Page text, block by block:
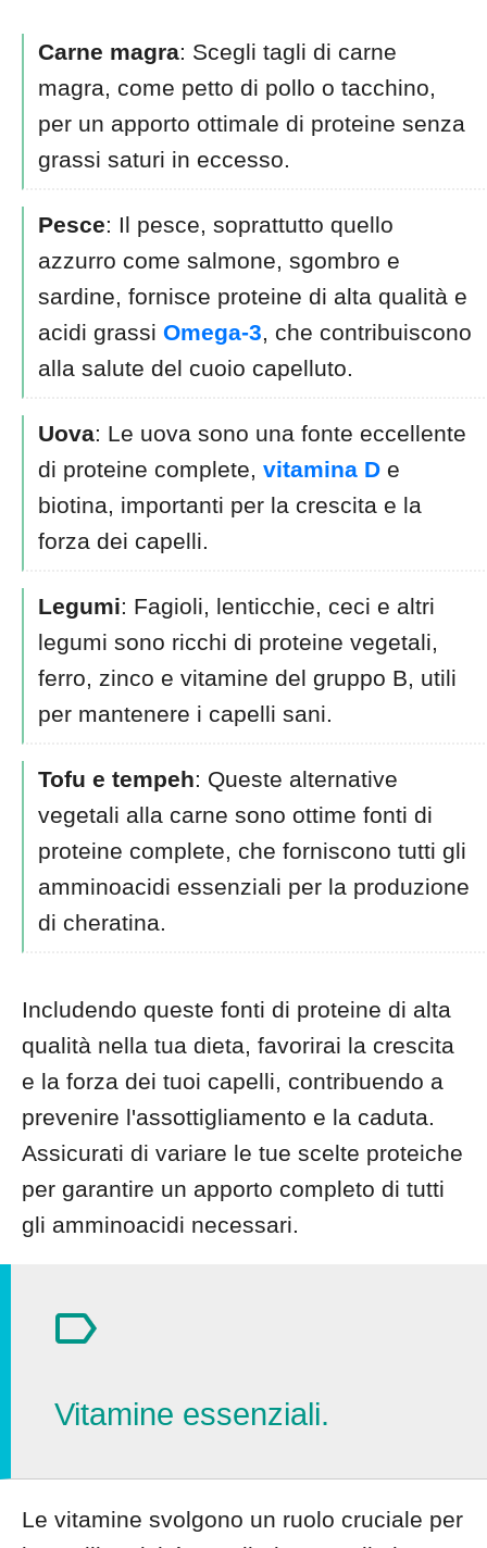
Carne magra: Scegli tagli di carne
magra, come petto di pollo o tacchino,
per un apporto ottimale di proteine senza
grassi saturi in eccesso.
Pesce: Il pesce, soprattutto quello
azzurro come salmone, sgombro e
sardine, fornisce proteine di alta qualità e
acidi grassi Omega-3, che contribuiscono
alla salute del cuoio capelluto.
Uova: Le uova sono una fonte eccellente
di proteine complete, vitamina De
biotina, importanti per la crescita e la
forza dei capelli.
Legumi: Fagioli, lenticchie, ceci e altri
legumi sono ricchi di proteine vegetali,
ferro, zinco e vitamine del gruppo B, utili
per mantenere i capelli sani.
Tofu e tempeh: Queste alternative
vegetali alla carne sono ottime fonti di
proteine complete, che forniscono tutti gli
amminoacidi essenziali per la produzione
di cheratina.
Includendo queste fonti di proteine di alta
qualità nella tua dieta, favorirai la crescita
e la forza dei tuoi capelli, contribuendo a
prevenire l'assottigliamento e la caduta.
Assicurati di variare le tue scelte proteiche
per garantire un apporto completo di tutti
gli amminoacidi necessari.
Vitamine essenziali.
Le vitamine svolgono un ruolo cruciale per